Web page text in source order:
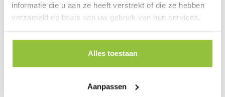
informatie die u aan ze heeft verstrekt of die ze hebben
verzameld op basis van uw gebruik van hun services.
Alles toestaan
Aanpassen
Reviews